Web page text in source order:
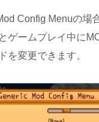
Config Menuの場
ゲームプレイ中に
を変更できます。